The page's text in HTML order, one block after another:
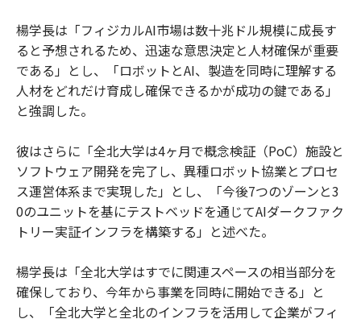
楊学長は「フィジカルAI市場は数十兆ドル規模に成長す
ると予想されるため、迅速な意思決定と人材確保が重要
である」とし、「ロボットとAI、製造を同時に理解する
人材をどれだけ育成し確保できるかが成功の鍵である」
と強調した。
彼はさらに「全北大学は4ヶ月で概念検証（PoC）施設と
ソフトウェア開発を完了し、異種ロボット協業とプロセ
ス運営体系まで実現した」とし、「今後7つのゾーンと3
0のユニットを基にテストベッドを通じてAIダークファク
トリー実証インフラを構築する」と述べた。
楊学長は「全北大学はすでに関連スペースの相当部分を
確保しており、今年から事業を同時に開始できる」と
し、「全北大学と全北のインフラを活用して企業がフィ